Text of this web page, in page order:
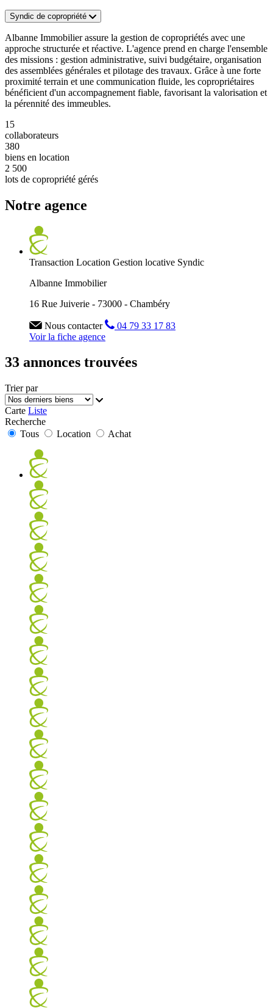
Syndic de copropriété
Albanne Immobilier assure la gestion de copropriétés avec une
approche structurée et réactive. L'agence prend en charge l'ensemble
des missions : gestion administrative, suivi budgétaire, organisation
des assemblées générales et pilotage des travaux. Grâce à une forte
proximité terrain et une communication fluide, les copropriétaires
bénéficient d'un accompagnement fiable, favorisant la valorisation et
la pérennité des immeubles.
15
collaborateurs
380
biens en location
2 500
lots de copropriété gérés
Notre agence
Transaction Location Gestion locative Syndic
Albanne Immobilier
16 Rue Juiverie - 73000 - Chambéry
Nous contacter
04 79 33 17 83
Voir la fiche agence
33 annonces trouvées
Trier par
Carte Liste
Recherche
Tous
Location Achat